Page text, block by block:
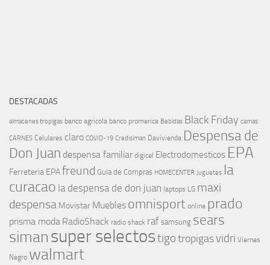
DESTACADAS
almacenes tropigas banco agricola banco promerica Bebidas Black Friday camas
CARNES Celulares claro COVID-19 Credisiman Davivienda Despensa de
Don Juan despensa familiar digicel Electrodomesticos EPA
Ferreteria EPAfreund Guia de Compras HOMECENTER Juguetes la
curacao la despensa de don juan laptops LG maxi
despensa Movistar Muebles omnisport online prado
prisma moda RadioShack radio shack raf samsung sears
simansuper selectostigotropigasvidri Viernes
Negro walmart